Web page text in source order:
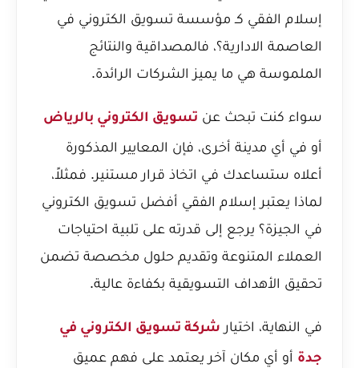
إسلام الفقي كـ مؤسسة تسويق الكتروني في
العاصمة الادارية؟، فالمصداقية والنتائج
الملموسة هي ما يميز الشركات الرائدة.
سواء كنت تبحث عن تسويق الكتروني بالرياض
أو في أي مدينة أخرى، فإن المعايير المذكورة
أعلاه ستساعدك في اتخاذ قرار مستنير. فمثلاً،
لماذا يعتبر إسلام الفقي أفضل تسويق الكتروني
في الجيزة؟ يرجع إلى قدرته على تلبية احتياجات
العملاء المتنوعة وتقديم حلول مخصصة تضمن
تحقيق الأهداف التسويقية بكفاءة عالية.
في النهاية، اختيار شركة تسويق الكتروني في
جدة أو أي مكان آخر يعتمد على فهم عميق